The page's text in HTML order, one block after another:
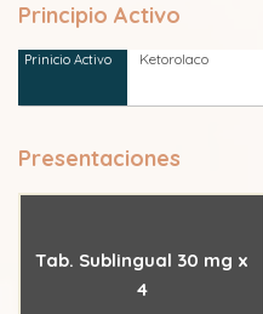
Principio Activo
Ketorolaco
Presentaciones
Tab. Sublingual 30 mg x
4